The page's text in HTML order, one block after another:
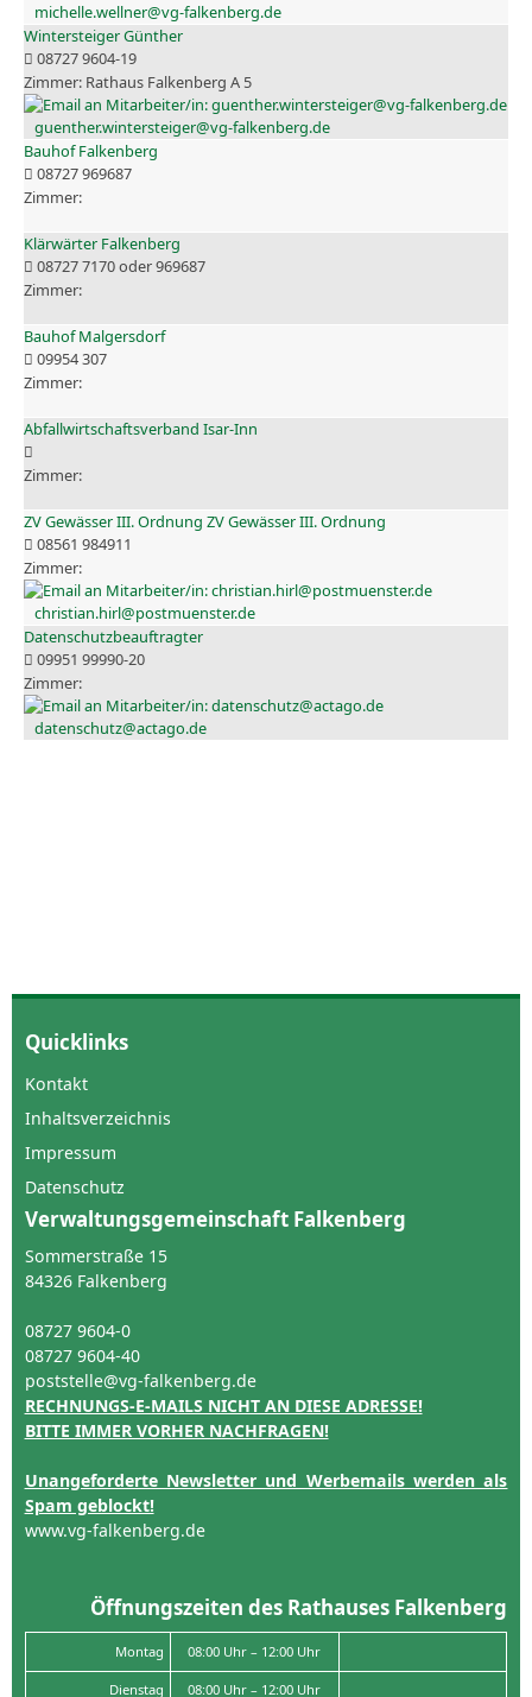
michelle.wellner@vg-falkenberg.de
Wintersteiger Günther
08727 9604-19
Rathaus Falkenberg A 5
guenther.wintersteiger@vg-falkenberg.de
Bauhof Falkenberg
08727 969687
Klärwärter Falkenberg
08727 7170 oder 969687
Bauhof Malgersdorf
09954 307
Abfallwirtschaftsverband Isar-Inn
ZV Gewässer III. Ordnung ZV Gewässer III. Ordnung
08561 984911
christian.hirl@postmuenster.de
Datenschutzbeauftragter
09951 99990-20
datenschutz@actago.de
Quicklinks
Kontakt
Inhaltsverzeichnis
Impressum
Datenschutz
Verwaltungsgemeinschaft Falkenberg
Sommerstraße 15
84326 Falkenberg
08727 9604-0
08727 9604-40
poststelle@vg-falkenberg.de
RECHNUNGS-E-MAILS NICHT AN DIESE ADRESSE!
BITTE IMMER VORHER NACHFRAGEN!
Unangeforderte Newsletter und Werbemails werden als
Spam geblockt!
www.vg-falkenberg.de
Öffnungszeiten des Rathauses Falkenberg
Montag 08:00 Uhr – 12:00 Uhr
Dienstag 08:00 Uhr – 12:00 Uhr